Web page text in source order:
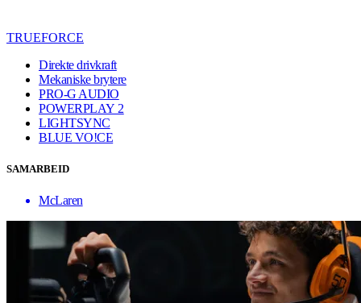
TRUEFORCE
Direkte drivkraft
Mekaniske brytere
PRO-G AUDIO
POWERPLAY 2
LIGHTSYNC
BLUE VO!CE
SAMARBEID
McLaren